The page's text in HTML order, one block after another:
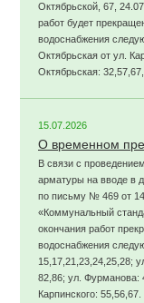
Октябрьской, 67,
работ будет
водоснабжения
Октябрьская от ул.
Октябрьская:
15.07.2026
О временном
В связи с
арматуры на вводе в
по письму № 469 от
«Коммунальный
окончания работ
водоснабжения
15,17,21,23,24,25,28;
82,86; ул. Фурманова:
Карпинского: 55,56,67.